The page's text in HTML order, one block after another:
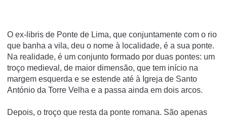
O ex-libris de Ponte de Lima, que conjuntamente com o rio
que banha a vila, deu o nome à localidade, é a sua ponte.
Na realidade, é um conjunto formado por duas pontes: um
troço medieval, de maior dimensão, que tem início na
margem esquerda e se estende até à Igreja de Santo
António da Torre Velha e a passa ainda em dois arcos.
Depois, o troço que resta da ponte romana. São apenas